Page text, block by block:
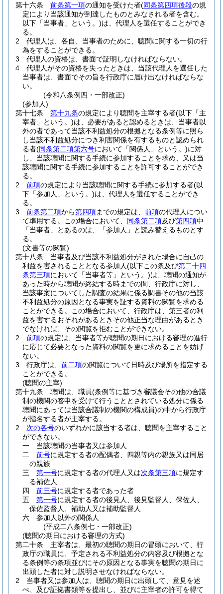
第十六条 前条第一項の通知を受けた者(同条第四項後段の規
定により当該通知が到達したものとみなされる者を含む。
以下「当事者」という。)は、代理人を選任することができ
る。
2
代理人は、各自、当事者のために、聴聞に関する一切の行
為をすることができる。
3
代理人の資格は、書面で証明しなければならない。
4
代理人がその資格を失ったときは、当該代理人を選任した
当事者は、書面でその旨を行政庁に届け出なければならな
い。
(令和八条例四・一部改正)
(参加人)
第十七条
第十九条の規定により聴聞を主宰する者(以下「主
宰者」という。)は、必要があると認めるときは、当事者以
外の者であって当該不利益処分の根拠となる条例等に照ら
し当該不利益処分につき利害関係を有するものと認められ
る者(同条第二項第六号において「関係人」という。)に対
し、当該聴聞に関する手続に参加することを求め、又は当
該聴聞に関する手続に参加することを許可することができ
る。
2
前項の規定により当該聴聞に関する手続に参加する者(以
下「参加人」という。)は、代理人を選任することができ
る。
3
前条第二項から第四項までの規定は、 前項の代理人につい
て準用する。
この場合において、 同条第二項及び第四項中
「当事者」とあるのは、「参加人」と読み替えるものとす
る。
(文書等の閲覧)
第十八条
当事者及び当該不利益処分がされた場合に自己の
利益を害されることとなる参加人(以下この条及び第二十四
条第三項において「当事者等」という。)は、聴聞の通知が
あった時から聴聞が終結する時までの間、行政庁に対し、
当該事案についてした調査の結果に係る調書その他の当該
不利益処分の原因となる事実を証する資料の閲覧を求める
ことができる。
この場合において、行政庁は、第三者の利
益を害するおそれがあるときその他正当な理由があるとき
でなければ、その閲覧を拒むことができない。
2
前項の規定は、当事者等が聴聞の期日における審理の進行
に応じて必要となった資料の閲覧を更に求めることを妨げ
ない。
3
行政庁は、 前二項の閲覧について日時及び場所を指定する
ことができる。
(聴聞の主宰)
第十九条
聴聞は、職員(条例等に基づき審議会その他の合議
制の機関の答申を受けて行うこととされている処分に係る
聴聞にあっては当該合議制の機関の構成員)の中から行政庁
が指名する者が主宰する。
2
次の各号のいずれかに該当する者は、聴聞を主宰すること
ができない。
一
当該聴聞の当事者又は参加人
二
前号に規定する者の配偶者、四親等内の親族又は同居
の親族
三
第一号に規定する者の代理人又は次条第三項に規定す
る補佐人
四
前三号に規定する者であった者
五
第一号に規定する者の後見人、後見監督人、保佐人、
保佐監督人、補助人又は補助監督人
六
参加人以外の関係人
(平成二八条例七・一部改正)
(聴聞の期日における審理の方式)
第二十条
主宰者は、最初の聴聞の期日の冒頭において、行
政庁の職員に、予定される不利益処分の内容及び根拠とな
る条例等の条項並びにその原因となる事実を聴聞の期日に
出頭した者に対し説明させなければならない。
2
当事者又は参加人は、聴聞の期日に出頭して、意見を述
べ、及び証拠書類等を提出し、並びに主宰者の許可を得て